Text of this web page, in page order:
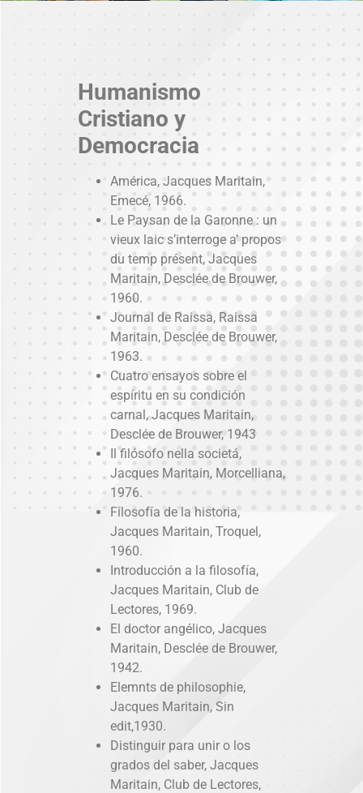
Humanismo
Cristiano y
Democracia
América, Jacques Maritain,
Emecé, 1966.
Le Paysan de la Garonne : un
vieux laic s’interroge a’ propos
du temp présent, Jacques
Maritain, Desclée de Brouwer,
1960.
Journal de Raissa, Raissa
Maritain, Desclée de Brouwer,
1963.
Cuatro ensayos sobre el
espíritu en su condición
carnal, Jacques Maritain,
Desclée de Brouwer, 1943
Il filósofo nella societá,
Jacques Maritain, Morcelliana,
1976.
Filosofía de la historia,
Jacques Maritain, Troquel,
1960.
Introducción a la filosofía,
Jacques Maritain, Club de
Lectores, 1969.
El doctor angélico, Jacques
Maritain, Desclée de Brouwer,
1942.
Elemnts de philosophie,
Jacques Maritain, Sin
edit,1930.
Distinguir para unir o los
grados del saber, Jacques
Maritain, Club de Lectores,